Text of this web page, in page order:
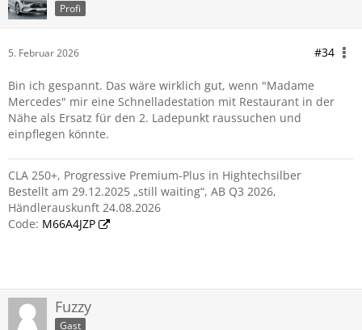
Profi
5. Februar 2026 #34
Bin ich gespannt. Das wäre wirklich gut, wenn "Madame
Mercedes" mir eine Schnelladestation mit Restaurant in der
Nähe als Ersatz für den 2. Ladepunkt raussuchen und
einpflegen könnte.
CLA 250+, Progressive Premium-Plus in Hightechsilber
Bestellt am 29.12.2025 „still waiting“, AB Q3 2026,
Händlerauskunft 24.08.2026
Code: M66A4JZP
Fuzzy
Gast